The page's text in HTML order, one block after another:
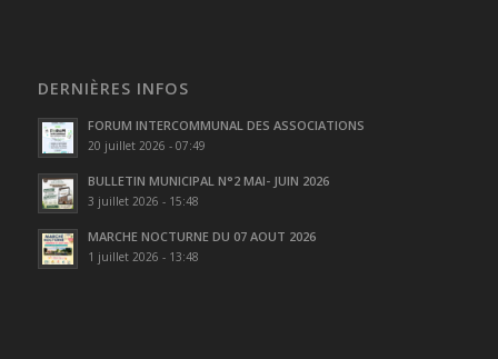
DERNIÈRES INFOS
FORUM INTERCOMMUNAL DES ASSOCIATIONS
20 juillet 2026 - 07:49
BULLETIN MUNICIPAL N°2 MAI- JUIN 2026
3 juillet 2026 - 15:48
MARCHE NOCTURNE DU 07 AOUT 2026
1 juillet 2026 - 13:48